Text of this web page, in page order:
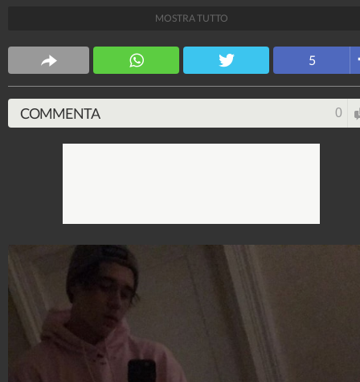
dannato".
1.515.117.980-1.957 video-138.074 foto
MOSTRA TUTTO
5
COMMENTA 0